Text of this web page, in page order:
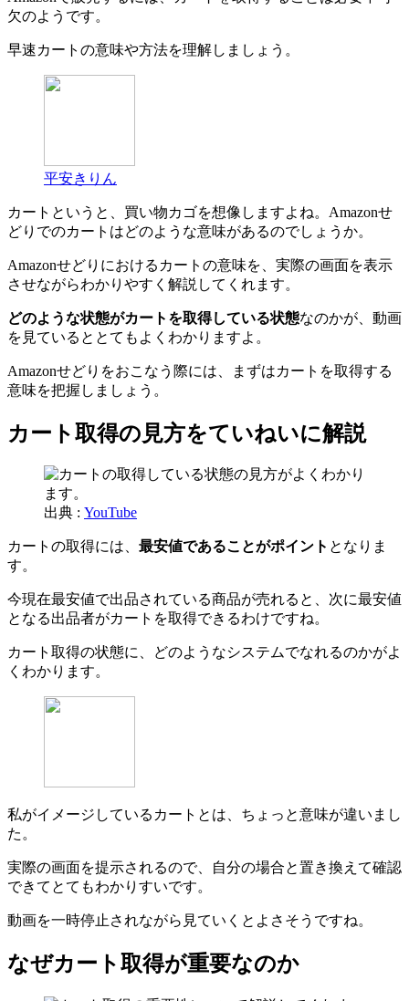
欠のようです。
早速カートの意味や方法を理解しましょう。
平安きりん
カートというと、買い物カゴを想像しますよね。Amazonせ
どりでのカートはどのような意味があるのでしょうか。
Amazonせどりにおけるカートの意味を、実際の画面を表示
させながらわかりやすく解説してくれます。
どのような状態がカートを取得している状態なのかが、動画
を見ているととてもよくわかりますよ。
Amazonせどりをおこなう際には、まずはカートを取得する
意味を把握しましょう。
カート取得の見方をていねいに解説
出典 : YouTube
カートの取得には、 最安値であることがポイント となりま
す。
今現在最安値で出品されている商品が売れると、次に最安値
となる出品者がカートを取得できるわけですね。
カート取得の状態に、どのようなシステムでなれるのかがよ
くわかります。
私がイメージしているカートとは、ちょっと意味が違いまし
た。
実際の画面を提示されるので、自分の場合と置き換えて確認
できてとてもわかりすいです。
動画を一時停止されながら見ていくとよさそうですね。
なぜカート取得が重要なのか